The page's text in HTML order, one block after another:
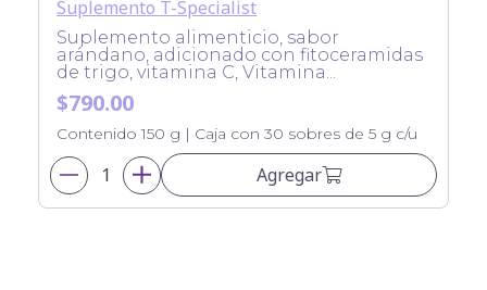
Suplemento T-Specialist
Suplemento alimenticio, sabor
arándano, adicionado con fitoceramidas
de trigo, vitamina C, Vitamina...
$790.00
Contenido 150 g | Caja con 30 sobres de 5 g c/u
Agregar